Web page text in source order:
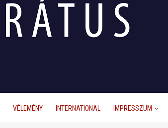
VÉLEMÉNY INTERNATIONAL IMPRESSZUM